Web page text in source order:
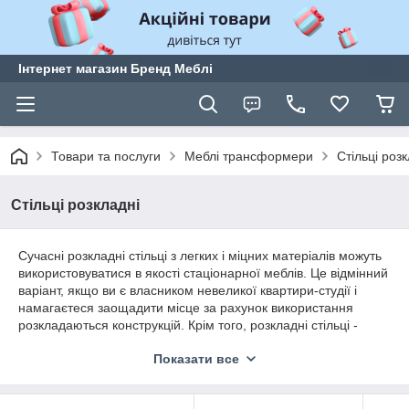
Інтернет магазин Бренд Меблі
Товари та послуги Меблі трансформери Стільці
Стільці розкладні
Сучасні розкладні стільці з легких і міцних матеріалів можуть
використовуватися в якості стаціонарної меблів. Це відмінний
варіант, якщо ви є власником невеликої квартири-студії і
намагаєтеся заощадити місце за рахунок використання
розкладаються конструкцій. Крім того, розкладні стільці -
можна легко дістати з комори, а в решту часу вона не буде
використання таких стільців - відкриті майданчики. Це може
Показати все